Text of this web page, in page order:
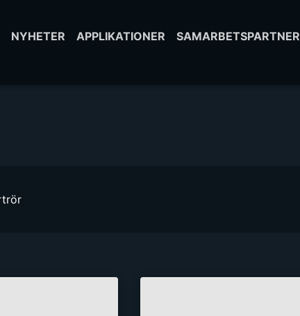
NYHETER APPLIKATIONER SAMARBETSPARTNER